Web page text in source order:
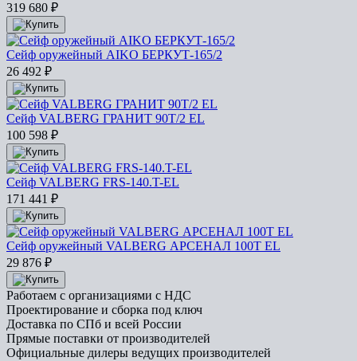
319 680 ₽
Сейф оружейный AIKO БЕРКУТ-165/2
26 492 ₽
Сейф VALBERG ГРАНИТ 90T/2 EL
100 598 ₽
Сейф VALBERG FRS-140.T-EL
171 441 ₽
Сейф оружейный VALBERG АРСЕНАЛ 100Т EL
29 876 ₽
Работаем с организациями с НДС
Проектирование и сборка под ключ
Доставка по СПб и всей России
Прямые поставки от производителей
Официальные дилеры ведущих производителей